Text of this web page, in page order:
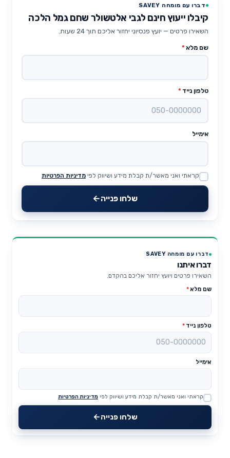
דברו עם מומחה SAVEY
קיבלו ייעוץ חינם לגבי אלטשולר שחם גמל הלכה
השאירו פרטים — יועץ פנסיוני יחזור אליכם תוך 24 שעות.
שם מלא *
טלפון נייד *
אימייל
Website
קראתי ואני מאשר/ת קבלת מידע ושיווק לפי מדיניות הפרטיות
שלחו פנייה
דברו עם מומחה SAVEY
דברו איתנו
השאירו פרטים ויועץ יחזור אליכם בהקדם.
שם מלא*
טלפון נייד *
אימייל
Website
קראתי ואני מאשר/ת קבלת מידע ושיווק לפי מדיניות הפרטיות
שלחו פנייה